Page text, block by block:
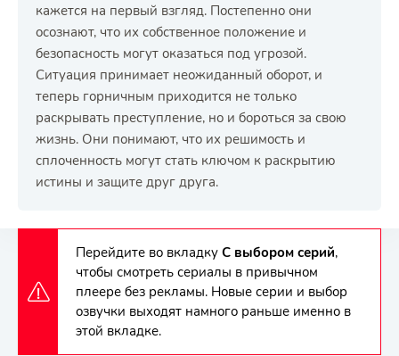
кажется на первый взгляд. Постепенно они
осознают, что их собственное положение и
безопасность могут оказаться под угрозой.
Ситуация принимает неожиданный оборот, и
теперь горничным приходится не только
раскрывать преступление, но и бороться за свою
жизнь. Они понимают, что их решимость и
сплоченность могут стать ключом к раскрытию
истины и защите друг друга.
Перейдите во вкладку С выбором серий,
чтобы смотреть сериалы в привычном
плеере без рекламы. Новые серии и выбор
озвучки выходят намного раньше именно в
этой вкладке.